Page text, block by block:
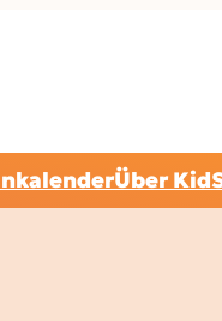
Über